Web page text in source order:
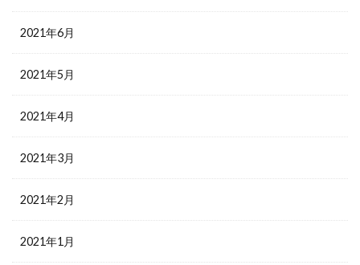
2021年6月
2021年5月
2021年4月
2021年3月
2021年2月
2021年1月